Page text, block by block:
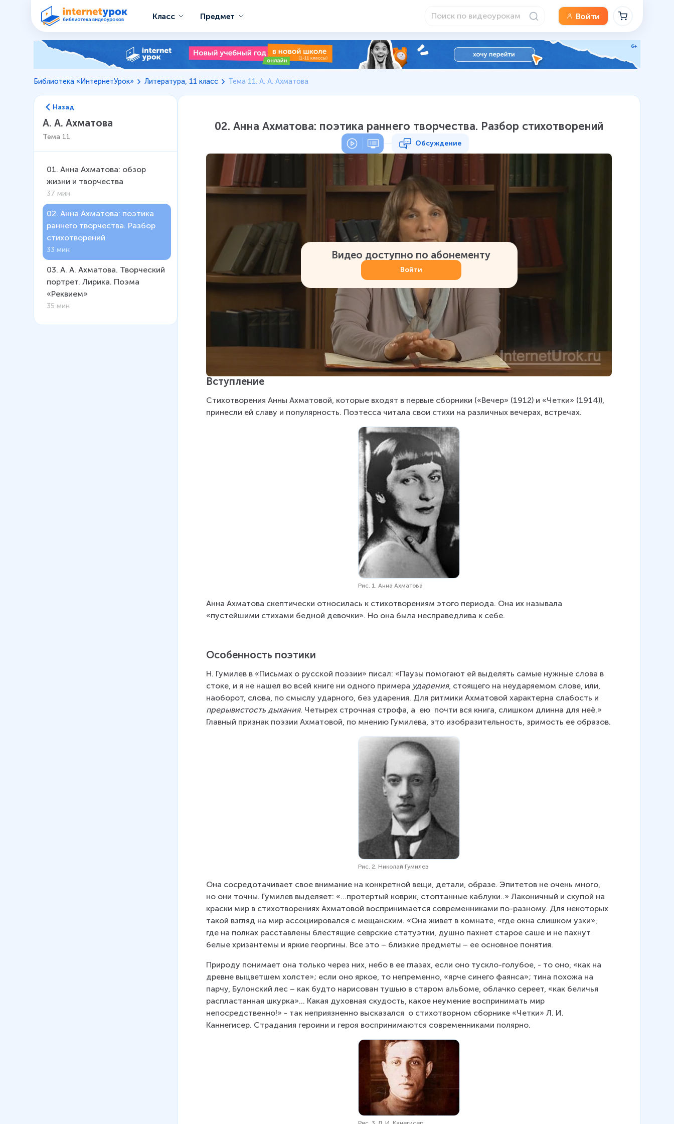
Класс Предмет Войти
Библиотека «ИнтернетУрок» Литература, 11 класс Тема 11. А. А. Ахматова
Назад
А. А. Ахматова
Тема 11
01. Анна Ахматова: обзор
жизни и творчества
37 мин
02. Анна Ахматова: поэтика
раннего творчества. Разбор
стихотворений
33 мин
03. А. А. Ахматова. Творческий
портрет. Лирика. Поэма
«Реквием»
35 мин
02. Анна Ахматова: поэтика раннего творчества. Разбор стихотворений
Обсуждение
Видео доступно по абонементу
Войти
Вступление
Стихотворения Анны Ахматовой, которые входят в первые сборники («Вечер» (1912) и «Четки» (1914)),
принесли ей славу и популярность. Поэтесса читала свои стихи на различных вечерах, встречах.
Рис. 1. Анна Ахматова
Анна Ахматова скептически относилась к стихотворениям этого периода. Она их называла
«пустейшими стихами бедной девочки». Но она была несправедлива к себе.
Особенность поэтики
Н. Гумилев в «Письмах о русской поэзии» писал: «Паузы помогают ей выделять самые нужные слова в
стоке, и я не нашел во всей книге ни одного примера ударения, стоящего на неударяемом слове, или,
наоборот, слова, по смыслу ударного, без ударения. Для ритмики Ахматовой характерна слабость и
прерывистость дыхания. Четырех строчная строфа, а  ею  почти вся книга, слишком длинна для неё.»
Главный признак поэзии Ахматовой, по мнению Гумилева, это изобразительность, зримость ее образов.
Рис. 2. Николай Гумилев
Она сосредотачивает свое внимание на конкретной вещи, детали, образе. Эпитетов не очень много,
но они точны. Гумилев выделяет: «…протертый коврик, стоптанные каблуки..» Лаконичный и скупой на
краски мир в стихотворениях Ахматовой воспринимается современниками по-разному. Для некоторых
такой взгляд на мир ассоциировался с мещанским. «Она живет в комнате, «где окна слишком узки»,
где на полках расставлены блестящие севрские статуэтки, душно пахнет старое саше и не пахнут
белые хризантемы и яркие георгины. Все это – близкие предметы – ее основное понятия.
Природу понимает она только через них, небо в ее глазах, если оно тускло-голубое, - то оно, «как на
древне выцветшем холсте»; если оно яркое, то непременно, «ярче синего фаянса»; тина похожа на
парчу, Булонский лес – как будто нарисован тушью в старом альбоме, облачко сереет, «как беличья
распластанная шкурка»… Какая духовная скудость, какое неумение воспринимать мир
непосредственно!» - так неприязненно высказался  о стихотворном сборнике «Четки» Л. И.
Каннегисер. Страдания героини и героя воспринимаются современниками полярно.